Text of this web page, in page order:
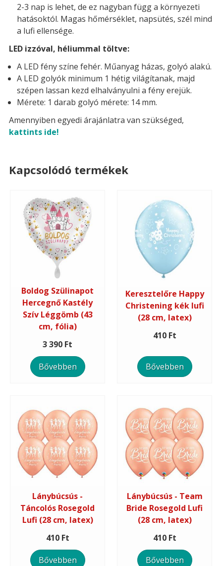
2-3 nap is lehet, de ez nagyban függ a környezeti
hatásoktól. Magas hőmérséklet, napsütés, szél mind
a lufi ellensége.
LED izzóval, héliummal töltve:
A LED fény színe fehér. Műanyag házas, golyó alakú.
A LED golyók minimum 1 hétig világítanak, majd
szépen lassan kezd elhalványulni a fény erejük.
Mérete: 1 darab golyó mérete: 14 mm.
Amennyiben egyedi árajánlatra van szükséged,
kattints ide!
Kapcsolódó termékek
Boldog Szülinapot
Hercegnő Kastély
Szív Léggömb (43
cm, fólia)
3 390 Ft
Bővebben
Keresztelőre Happy
Christening kék lufi
(28 cm, latex)
410 Ft
Bővebben
Lánybúcsús -
Táncolós Rosegold
Lufi (28 cm, latex)
410 Ft
Bővebben
Lánybúcsús - Team
Bride Rosegold Lufi
(28 cm, latex)
410 Ft
Bővebben